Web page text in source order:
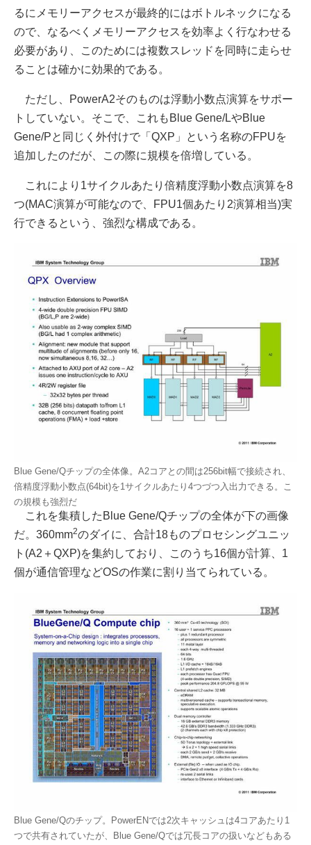
るにメモリーアクセスが最終的にはボトルネックになる
ので、なるべくメモリーアクセスを効率よく行なわせる
必要があり、このためには複数スレッドを同時に走らせ
ることは確かに効果的である。
ただし、PowerA2そのものは浮動小数点演算をサポー
トしていない。そこで、これもBlue Gene/LやBlue
Gene/Pと同じく外付けで「QXP」という名称のFPUを
追加したのだが、この際に規模を倍増している。
これにより1サイクルあたり倍精度浮動小数点演算を8
つ(MAC演算が可能なので、FPU1個あたり2演算相当)実
行できるという、強烈な構成である。
Blue Gene/Qチップの全体像。A2コアとの間は256bit幅で接続され、
倍精度浮動小数点(64bit)を1サイクルあたり4つづつ入出力できる。こ
の規模も強烈だ
これを集積したBlue Gene/Qチップの全体が下の画像
だ。360mm2のダイに、合計18ものプロセシングユニッ
ト(A2＋QXP)を集約しており、このうち16個が計算、1
個が通信管理などOSの作業に割り当てられている。
Blue Gene/Qのチップ。PowerENでは2次キャッシュは4コアあたり1
つで共有されていたが、Blue Gene/Qでは冗長コアの扱いなどもある